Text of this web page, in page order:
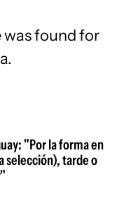
found for
"Por la forma en
selección), tarde o